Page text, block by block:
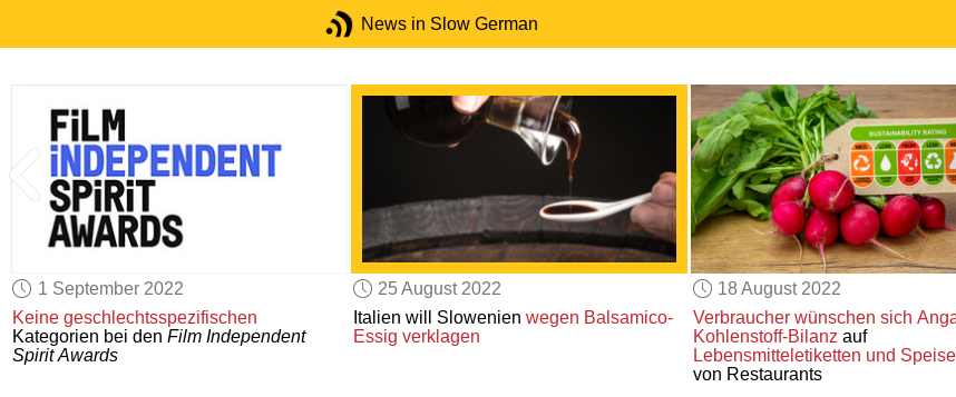
News in Slow German
1 September 2022
Keine geschlechtsspezifischen
Kategorien bei denFilm Independent
Spirit Awards
25 August 2022
Italien will Slowenien wegen Balsamico-
Essig verklagen
18 August 2022
Verbraucher wünschen sich
Kohlenstoff-Bilanzauf
Lebensmitteletiketten und
von Restaurants